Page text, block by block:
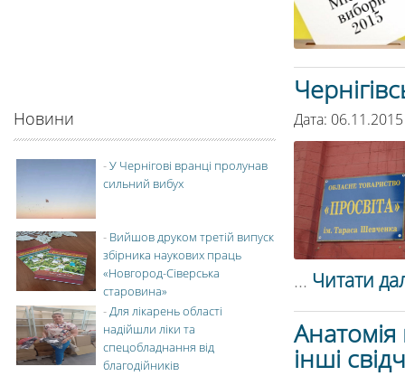
Дата:
... Читати
Анатомія
інші
Новини
-У Чернігові вранці пролунав
сильний вибух
- Вийшов друком третій випуск
збірника наукових праць
«Новгород-Сіверська
старовина»
-Для лікарень області
надійшли ліки та
спецобладнання від
благодійників